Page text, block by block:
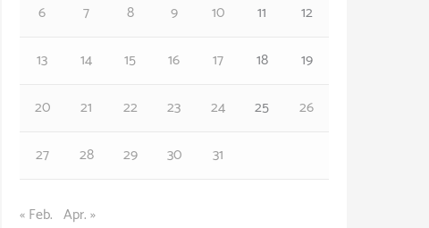
6
7 8 9 10 11
12
13
14 15 16 17 18
19
20
21 22 23 24 25
26
27
28 29 30 31
« Feb. Apr. »